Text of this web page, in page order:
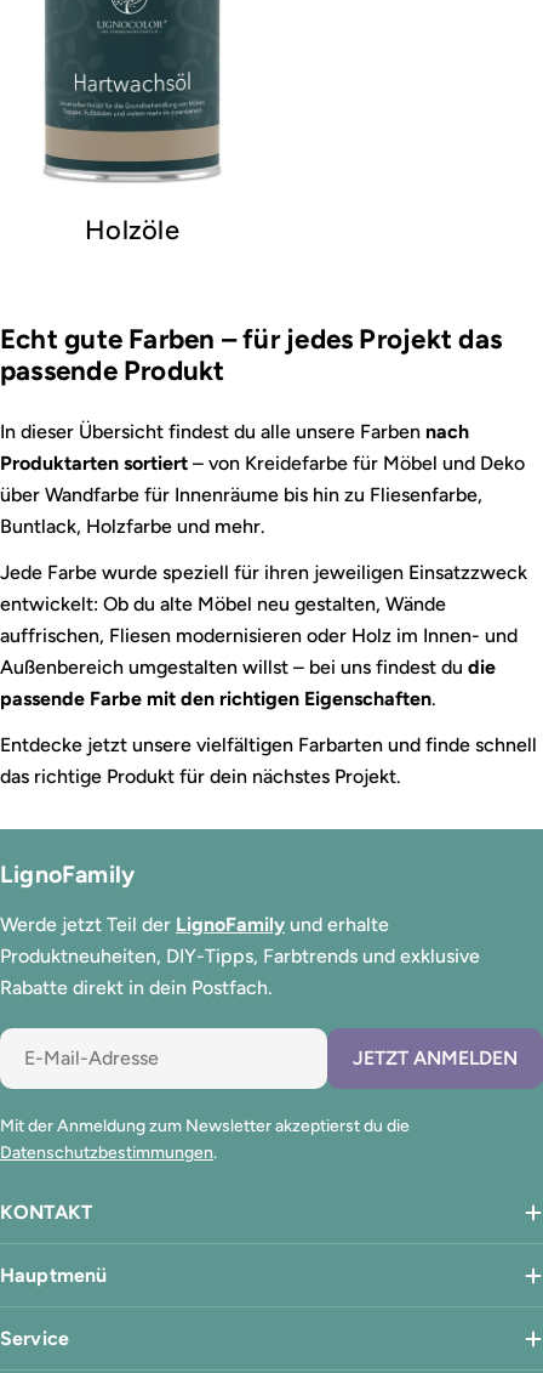
Holzöle
Echt gute Farben – für jedes Projekt das
passende Produkt
In dieser Übersicht findest du alle unsere Farben nach
Produktarten sortiert – von Kreidefarbe für Möbel und Deko
über Wandfarbe für Innenräume bis hin zu Fliesenfarbe,
Buntlack, Holzfarbe und mehr.
Jede Farbe wurde speziell für ihren jeweiligen Einsatzzweck
entwickelt: Ob du alte Möbel neu gestalten, Wände
auffrischen, Fliesen modernisieren oder Holz im Innen- und
Außenbereich umgestalten willst – bei uns findest du die
passende Farbe mit den richtigen Eigenschaften.
Entdecke jetzt unsere vielfältigen Farbarten und finde schnell
das richtige Produkt für dein nächstes Projekt.
KONTAKT
Hauptmenü
Service
LignoFamily
Werde jetzt Teil der LignoFamily und erhalte
Produktneuheiten, DIY-Tipps, Farbtrends und exklusive
Rabatte direkt in dein Postfach.
E-
Mail
JETZT ANMELDEN
Mit der Anmeldung zum Newsletter akzeptierst du die
Datenschutzbestimmungen.